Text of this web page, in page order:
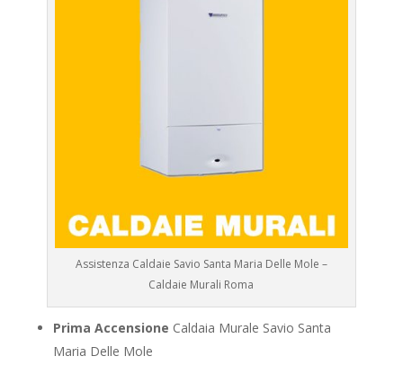
Assistenza Caldaie Savio Santa Maria Delle Mole –
Caldaie Murali Roma
Prima Accensione Caldaia Murale Savio Santa
Maria Delle Mole